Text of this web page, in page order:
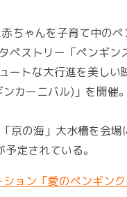
ちゃんを子育て中の
ペストリー「ペンギ
ートな大行進を美し
カーニバル)」を開催。
の海」大水槽を会場
定されている。
ョン「愛のペンギン